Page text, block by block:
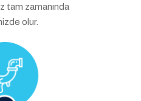
tam zamanında
olur.